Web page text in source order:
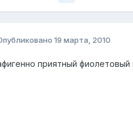
19 марта, 2010
приятный фиолетовый